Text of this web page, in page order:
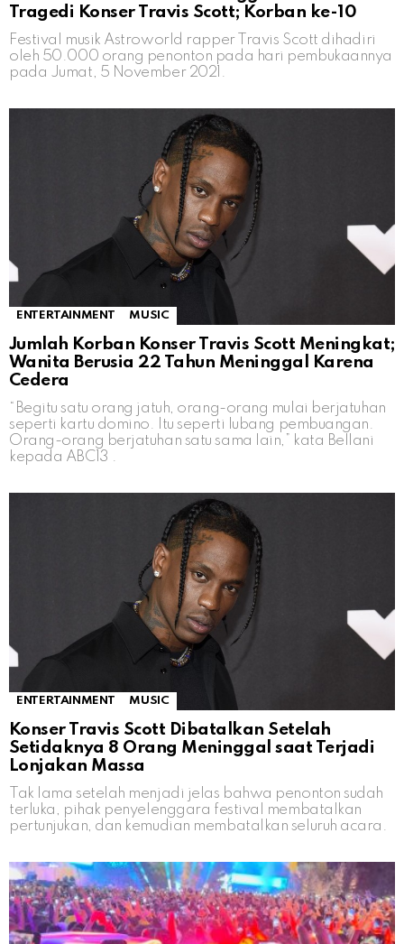
Tragedi Konser Travis Scott; Korban ke-10
Festival musik Astroworld rapper Travis Scott dihadiri
oleh 50.000 orang penonton pada hari pembukaannya
pada Jumat, 5 November 2021.
ENTERTAINMENT MUSIC
Jumlah Korban Konser Travis Scott Meningkat;
Wanita Berusia 22 Tahun Meninggal Karena
Cedera
“Begitu satu orang jatuh, orang-orang mulai berjatuhan
seperti kartu domino. Itu seperti lubang pembuangan.
Orang-orang berjatuhan satu sama lain,” kata Bellani
kepada ABC13 .
ENTERTAINMENT MUSIC
Konser Travis Scott Dibatalkan Setelah
Setidaknya 8 Orang Meninggal saat Terjadi
Lonjakan Massa
Tak lama setelah menjadi jelas bahwa penonton sudah
terluka, pihak penyelenggara festival membatalkan
pertunjukan, dan kemudian membatalkan seluruh acara.